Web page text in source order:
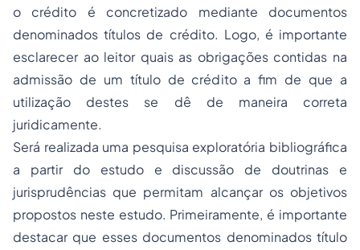
o crédito é concretizado mediante documentos
denominados títulos de crédito. Logo, é importante
esclarecer ao leitor quais as obrigações contidas na
admissão de um título de crédito a fim de que a
utilização destes se dê de maneira correta
juridicamente.
Será realizada uma pesquisa exploratória bibliográfica
a partir do estudo e discussão de doutrinas e
jurisprudências que permitam alcançar os objetivos
propostos neste estudo. Primeiramente, é importante
destacar que esses documentos denominados título